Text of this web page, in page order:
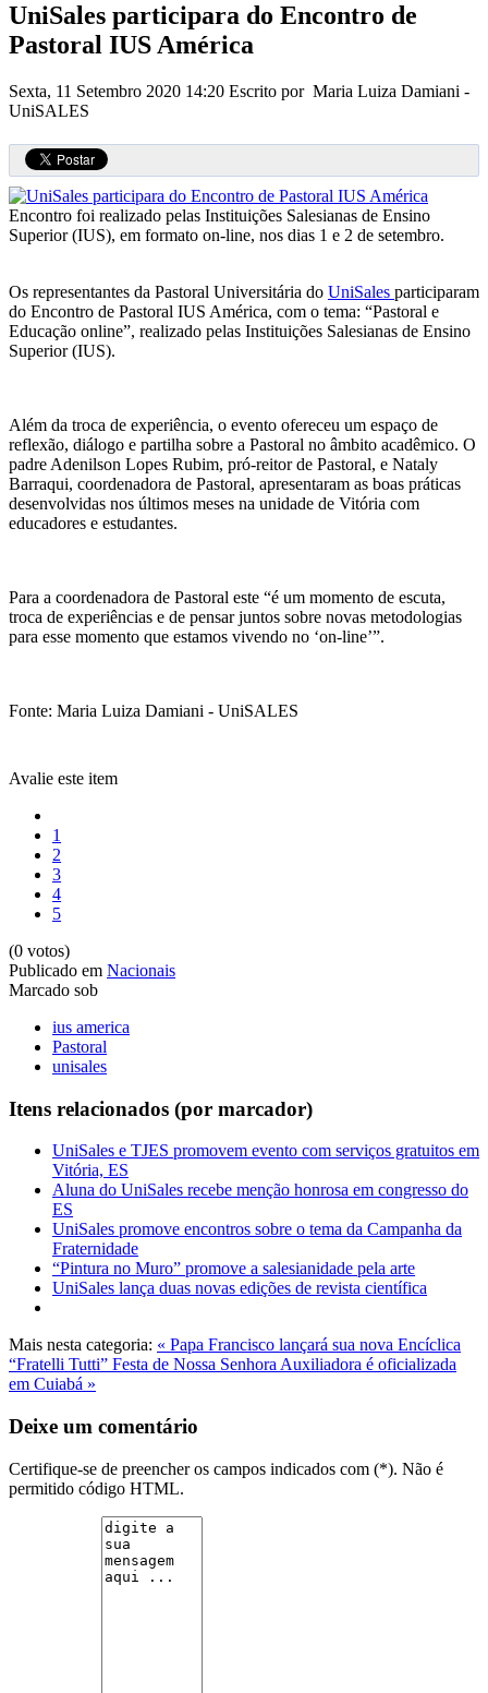
UniSales participara do Encontro de
Pastoral IUS América
Sexta, 11 Setembro 2020 14:20 Escrito por Maria Luiza Damiani -
UniSALES
Encontro foi realizado pelas Instituições Salesianas de Ensino
Superior (IUS), em formato on-line, nos dias 1 e 2 de setembro.
Os representantes da Pastoral Universitária do UniSales participaram
do Encontro de Pastoral IUS América, com o tema: “Pastoral e
Educação online”, realizado pelas Instituições Salesianas de Ensino
Superior (IUS).
Além da troca de experiência, o evento ofereceu um espaço de
reflexão, diálogo e partilha sobre a Pastoral no âmbito acadêmico. O
padre Adenilson Lopes Rubim, pró-reitor de Pastoral, e Nataly
Barraqui, coordenadora de Pastoral, apresentaram as boas práticas
desenvolvidas nos últimos meses na unidade de Vitória com
educadores e estudantes.
Para a coordenadora de Pastoral este “é um momento de escuta,
troca de experiências e de pensar juntos sobre novas metodologias
para esse momento que estamos vivendo no ‘on-line’”.
Fonte: Maria Luiza Damiani - UniSALES
Avalie este item
1
2
3
4
5
(0 votos)
Publicado em Nacionais
Marcado sob
ius america
Pastoral
unisales
Itens relacionados (por marcador)
UniSales e TJES promovem evento com serviços gratuitos em
Vitória, ES
Aluna do UniSales recebe menção honrosa em congresso do
ES
UniSales promove encontros sobre o tema da Campanha da
Fraternidade
“Pintura no Muro” promove a salesianidade pela arte
UniSales lança duas novas edições de revista científica
Mais nesta categoria: « Papa Francisco lançará sua nova Encíclica
“Fratelli Tutti” Festa de Nossa Senhora Auxiliadora é oficializada
em Cuiabá »
Deixe um comentário
Certifique-se de preencher os campos indicados com (*). Não é
permitido código HTML.